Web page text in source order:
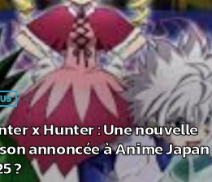
x Hunter : Une nouvelle
annoncée à Anime Japan
?